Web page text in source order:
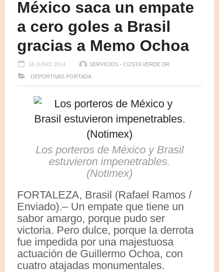
México saca un empate
a cero goles a Brasil
gracias a Memo Ochoa
18 JUNIO 2014 SERVICIOS - COSTA VERDE DR
DEPORTIVAS PORTADA
Los porteros de México y Brasil
estuvieron impenetrables.
(Notimex)
FORTALEZA, Brasil (Rafael Ramos /
Enviado).– Un empate que tiene un
sabor amargo, porque pudo ser
victoria. Pero dulce, porque la derrota
fue impedida por una majestuosa
actuación de Guillermo Ochoa, con
cuatro atajadas monumentales.